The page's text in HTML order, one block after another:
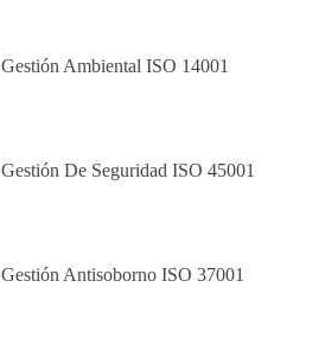
Gestión Ambiental ISO 14001
Gestión De Seguridad ISO 45001
Gestión Antisoborno ISO 37001